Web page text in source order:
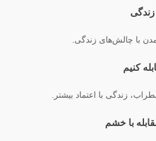
زندگی
با چالش‌های زندگی.
کنیم
زندگی با اعتماد بیشتر.